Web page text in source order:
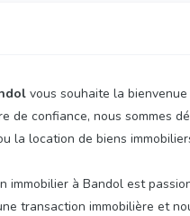
vous souhaite la bienvenue
de confiance, nous sommes
la location de biens
immobilier à Bandol est
transaction immobilière et